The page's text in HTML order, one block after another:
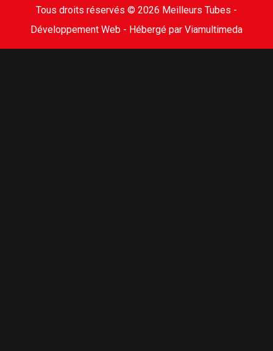
Tous droits réservés © 2026 Meilleurs Tubes -
Développement Web - Hébergé par Viamultimeda